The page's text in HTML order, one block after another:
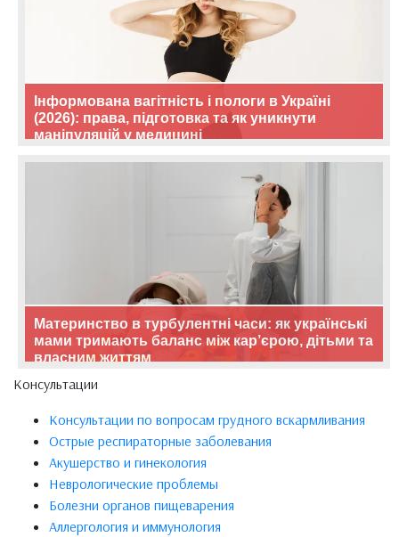
Інформована вагітність і пологи в Україні
(2026): права, підготовка та як уникнути
маніпуляцій у медицині
Материнство в турбулентні часи: як українські
мами тримають баланс між кар’єрою, дітьми та
власним життям
Консультации
Консультации по вопросам грудного вскармливания
Острые респираторные заболевания
Акушерство и гинекология
Неврологические проблемы
Болезни органов пищеварения
Аллергология и иммунология